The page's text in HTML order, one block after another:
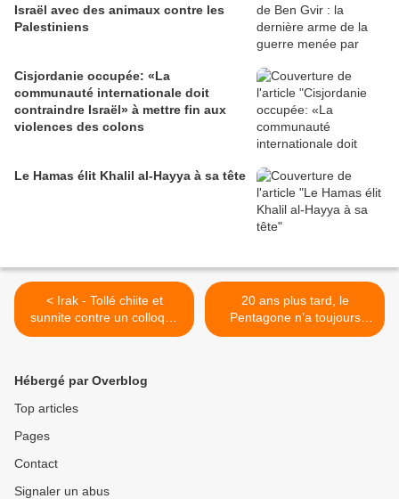
Israël avec des animaux contre les
Palestiniens
Cisjordanie occupée: «La
communauté internationale doit
contraindre Israël» à mettre fin aux
violences des colons
Le Hamas élit Khalil al-Hayya à sa tête
< Irak - Tollé chiite et
sunnite contre un colloque
pour la normalisation avec
20 ans plus tard, le
Pentagone n’a toujours
aucun contrôle sur ses
Hébergé par Overblog
Top articles
Pages
Contact
Signaler un abus